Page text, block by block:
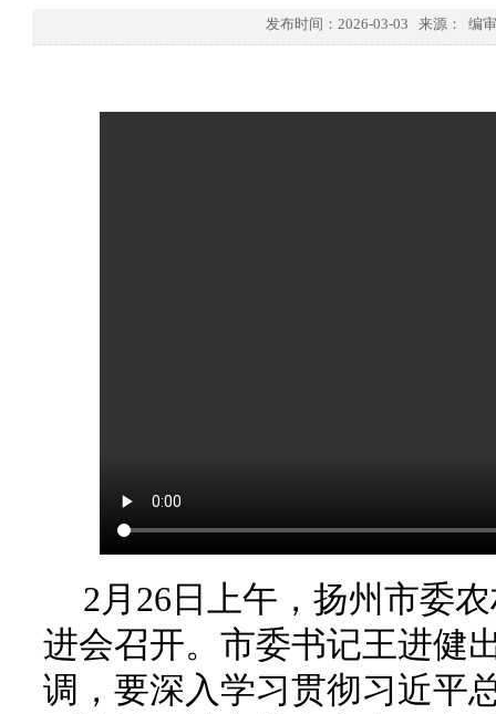
发布时间：2026-03-03 来源： 编
2月26日上午，扬州市委
进会召开。市委书记王进健
调，要深入学习贯彻习近平